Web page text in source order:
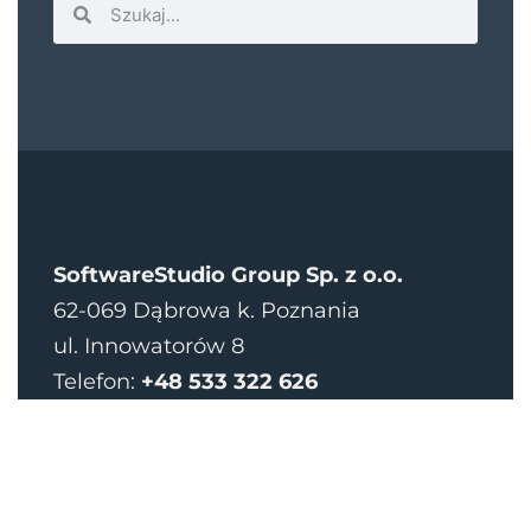
SoftwareStudio Group Sp. z o.o.
62-069 Dąbrowa k. Poznania
ul. Innowatorów 8
Telefon: +48 533 322 626